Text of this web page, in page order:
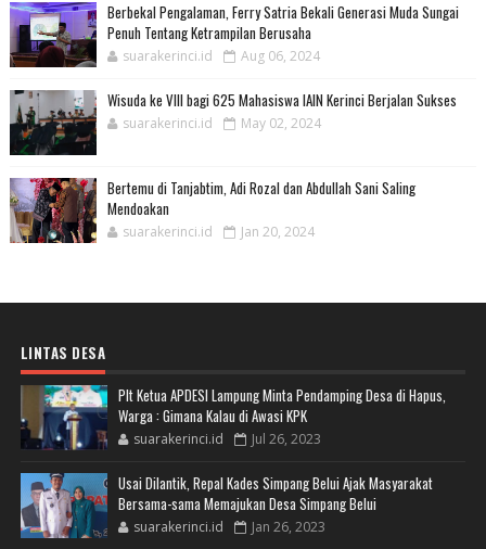
Berbekal Pengalaman, Ferry Satria Bekali Generasi Muda Sungai
Penuh Tentang Ketrampilan Berusaha
suarakerinci.id Aug 06, 2024
Wisuda ke VIII bagi 625 Mahasiswa IAIN Kerinci Berjalan Sukses
suarakerinci.id May 02, 2024
Bertemu di Tanjabtim, Adi Rozal dan Abdullah Sani Saling
Mendoakan
suarakerinci.id Jan 20, 2024
LINTAS DESA
Plt Ketua APDESI Lampung Minta Pendamping Desa di Hapus,
Warga : Gimana Kalau di Awasi KPK
suarakerinci.id Jul 26, 2023
Usai Dilantik, Repal Kades Simpang Belui Ajak Masyarakat
Bersama-sama Memajukan Desa Simpang Belui
suarakerinci.id Jan 26, 2023